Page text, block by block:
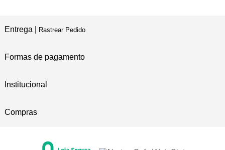
Entrega | Rastrear Pedido
Formas de pagamento
Institucional
Compras